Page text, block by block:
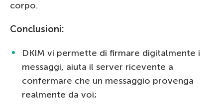
corpo.
Conclusioni:
DKIM vi permette di firmare digitalmente i
messaggi, aiuta il server ricevente a
confermare che un messaggio provenga
realmente da voi;